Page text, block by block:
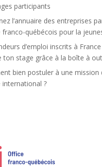
participants
l’annuaire des entreprises
franco-québécois pour la
d’emploi inscrits à
ton stage grâce à la boîte à
bien postuler à une mission
international ?